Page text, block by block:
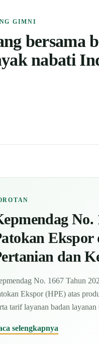
GIMNI
bersama
nabati
Ekspor
dan
No. 1667 Tahun
Ekspor (HPE) atas
tarif layanan badan
selengkapnya